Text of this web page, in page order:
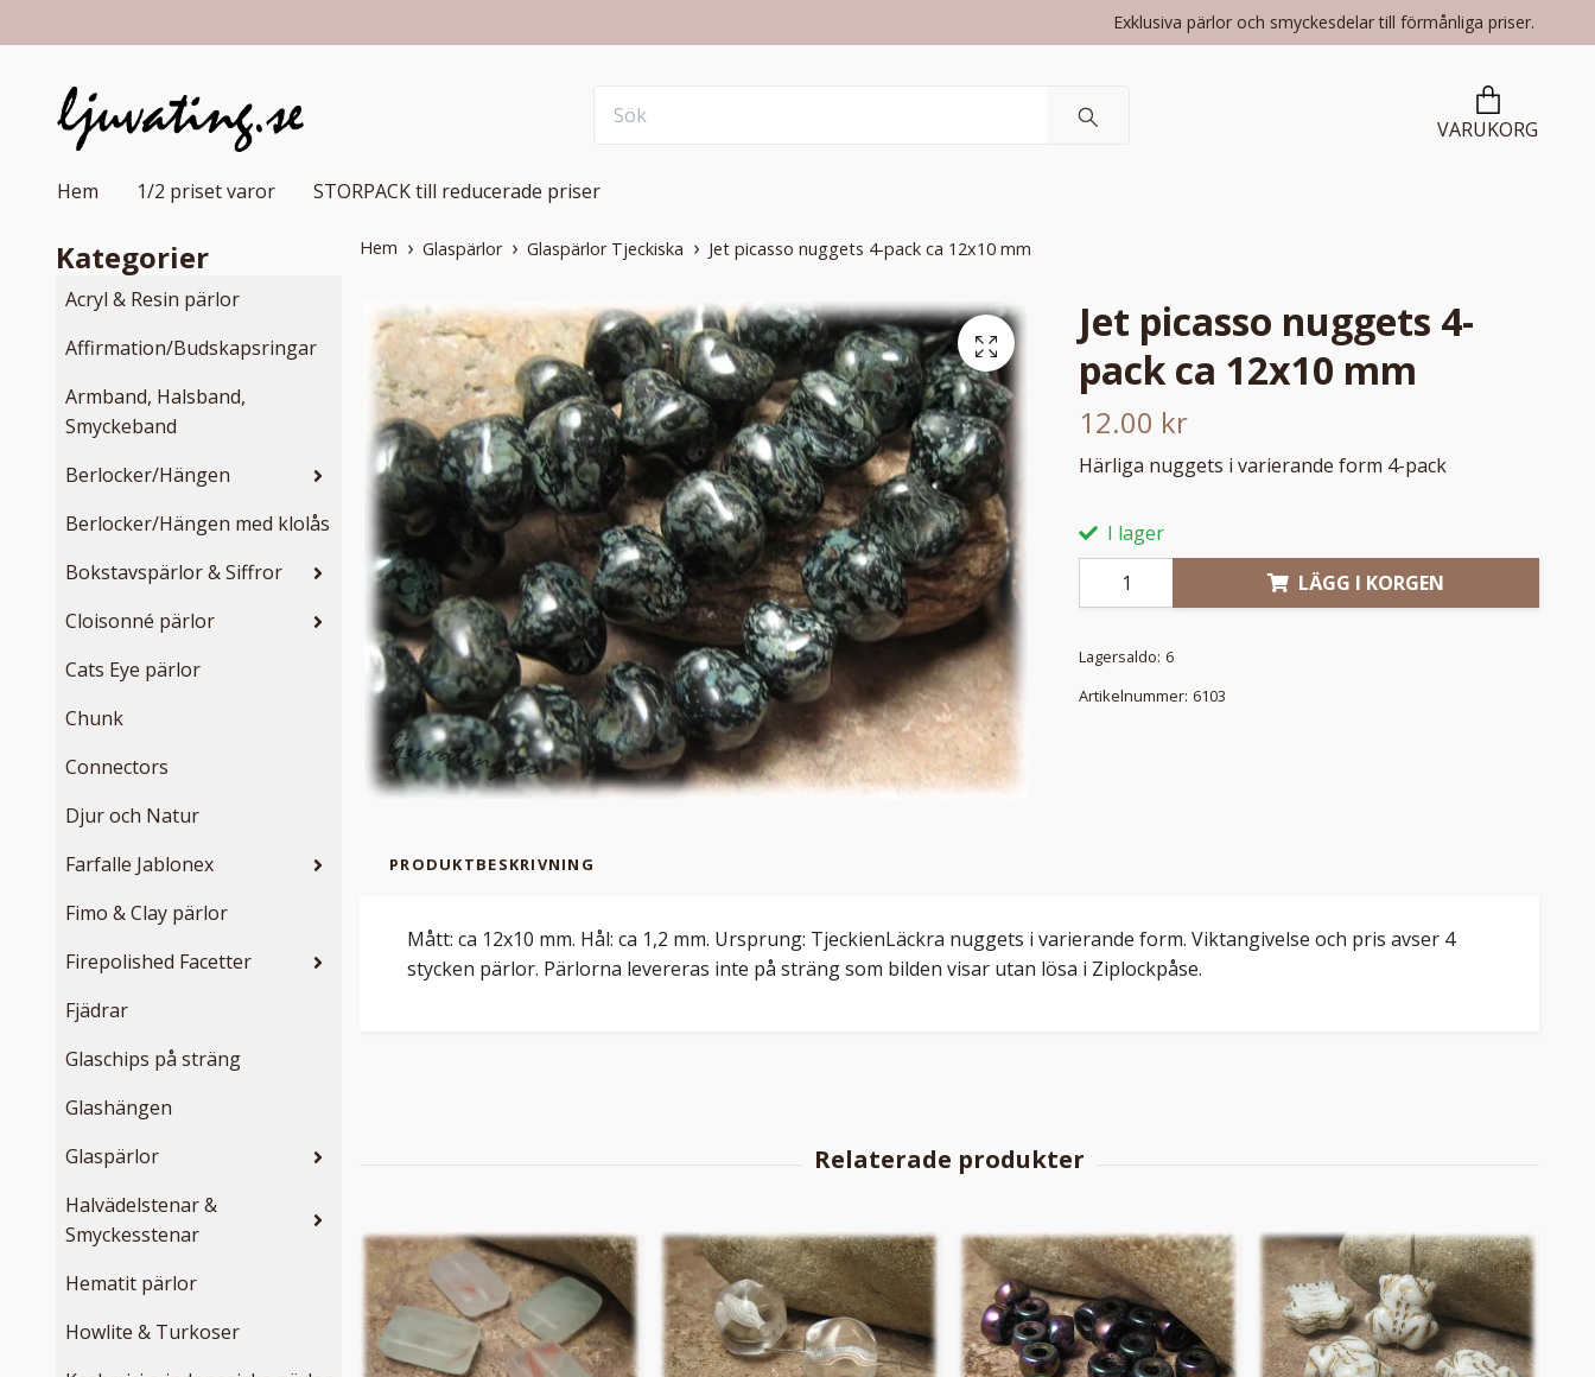
Exklusiva pärlor och smyckesdelar till förmånliga priser.
VARUKORG
Hem 1/2 priset varor STORPACK till reducerade priser
Kategorier
Acryl & Resin pärlor
Affirmation/Budskapsringar
Armband, Halsband,
Smyckeband
Berlocker/Hängen
Berlocker/Hängen med klolås
Bokstavspärlor & Siffror
Cloisonné pärlor
Cats Eye pärlor
Chunk
Connectors
Djur och Natur
Farfalle Jablonex
Fimo & Clay pärlor
Firepolished Facetter
Fjädrar
Glaschips på sträng
Glashängen
Glaspärlor
Halvädelstenar &
Smyckesstenar
Hematit pärlor
Howlite & Turkoser
Hem Glaspärlor Glaspärlor Tjeckiska Jet picasso nuggets 4-pack ca 12x10 mm
Jet picasso nuggets 4-
pack ca 12x10 mm
12.00 kr
Härliga nuggets i varierande form 4-pack
I lager
LÄGG I KORGEN
Lagersaldo: 6
Artikelnummer: 6103
PRODUKTBESKRIVNING
Mått: ca 12x10 mm. Hål: ca 1,2 mm. Ursprung: TjeckienLäckra nuggets i varierande form. Viktangivelse och pris avser 4
stycken pärlor. Pärlorna levereras inte på sträng som bilden visar utan lösa i Ziplockpåse.